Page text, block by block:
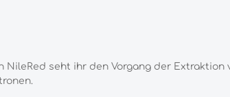
NileRed seht ihr den Vorgang der Extraktion